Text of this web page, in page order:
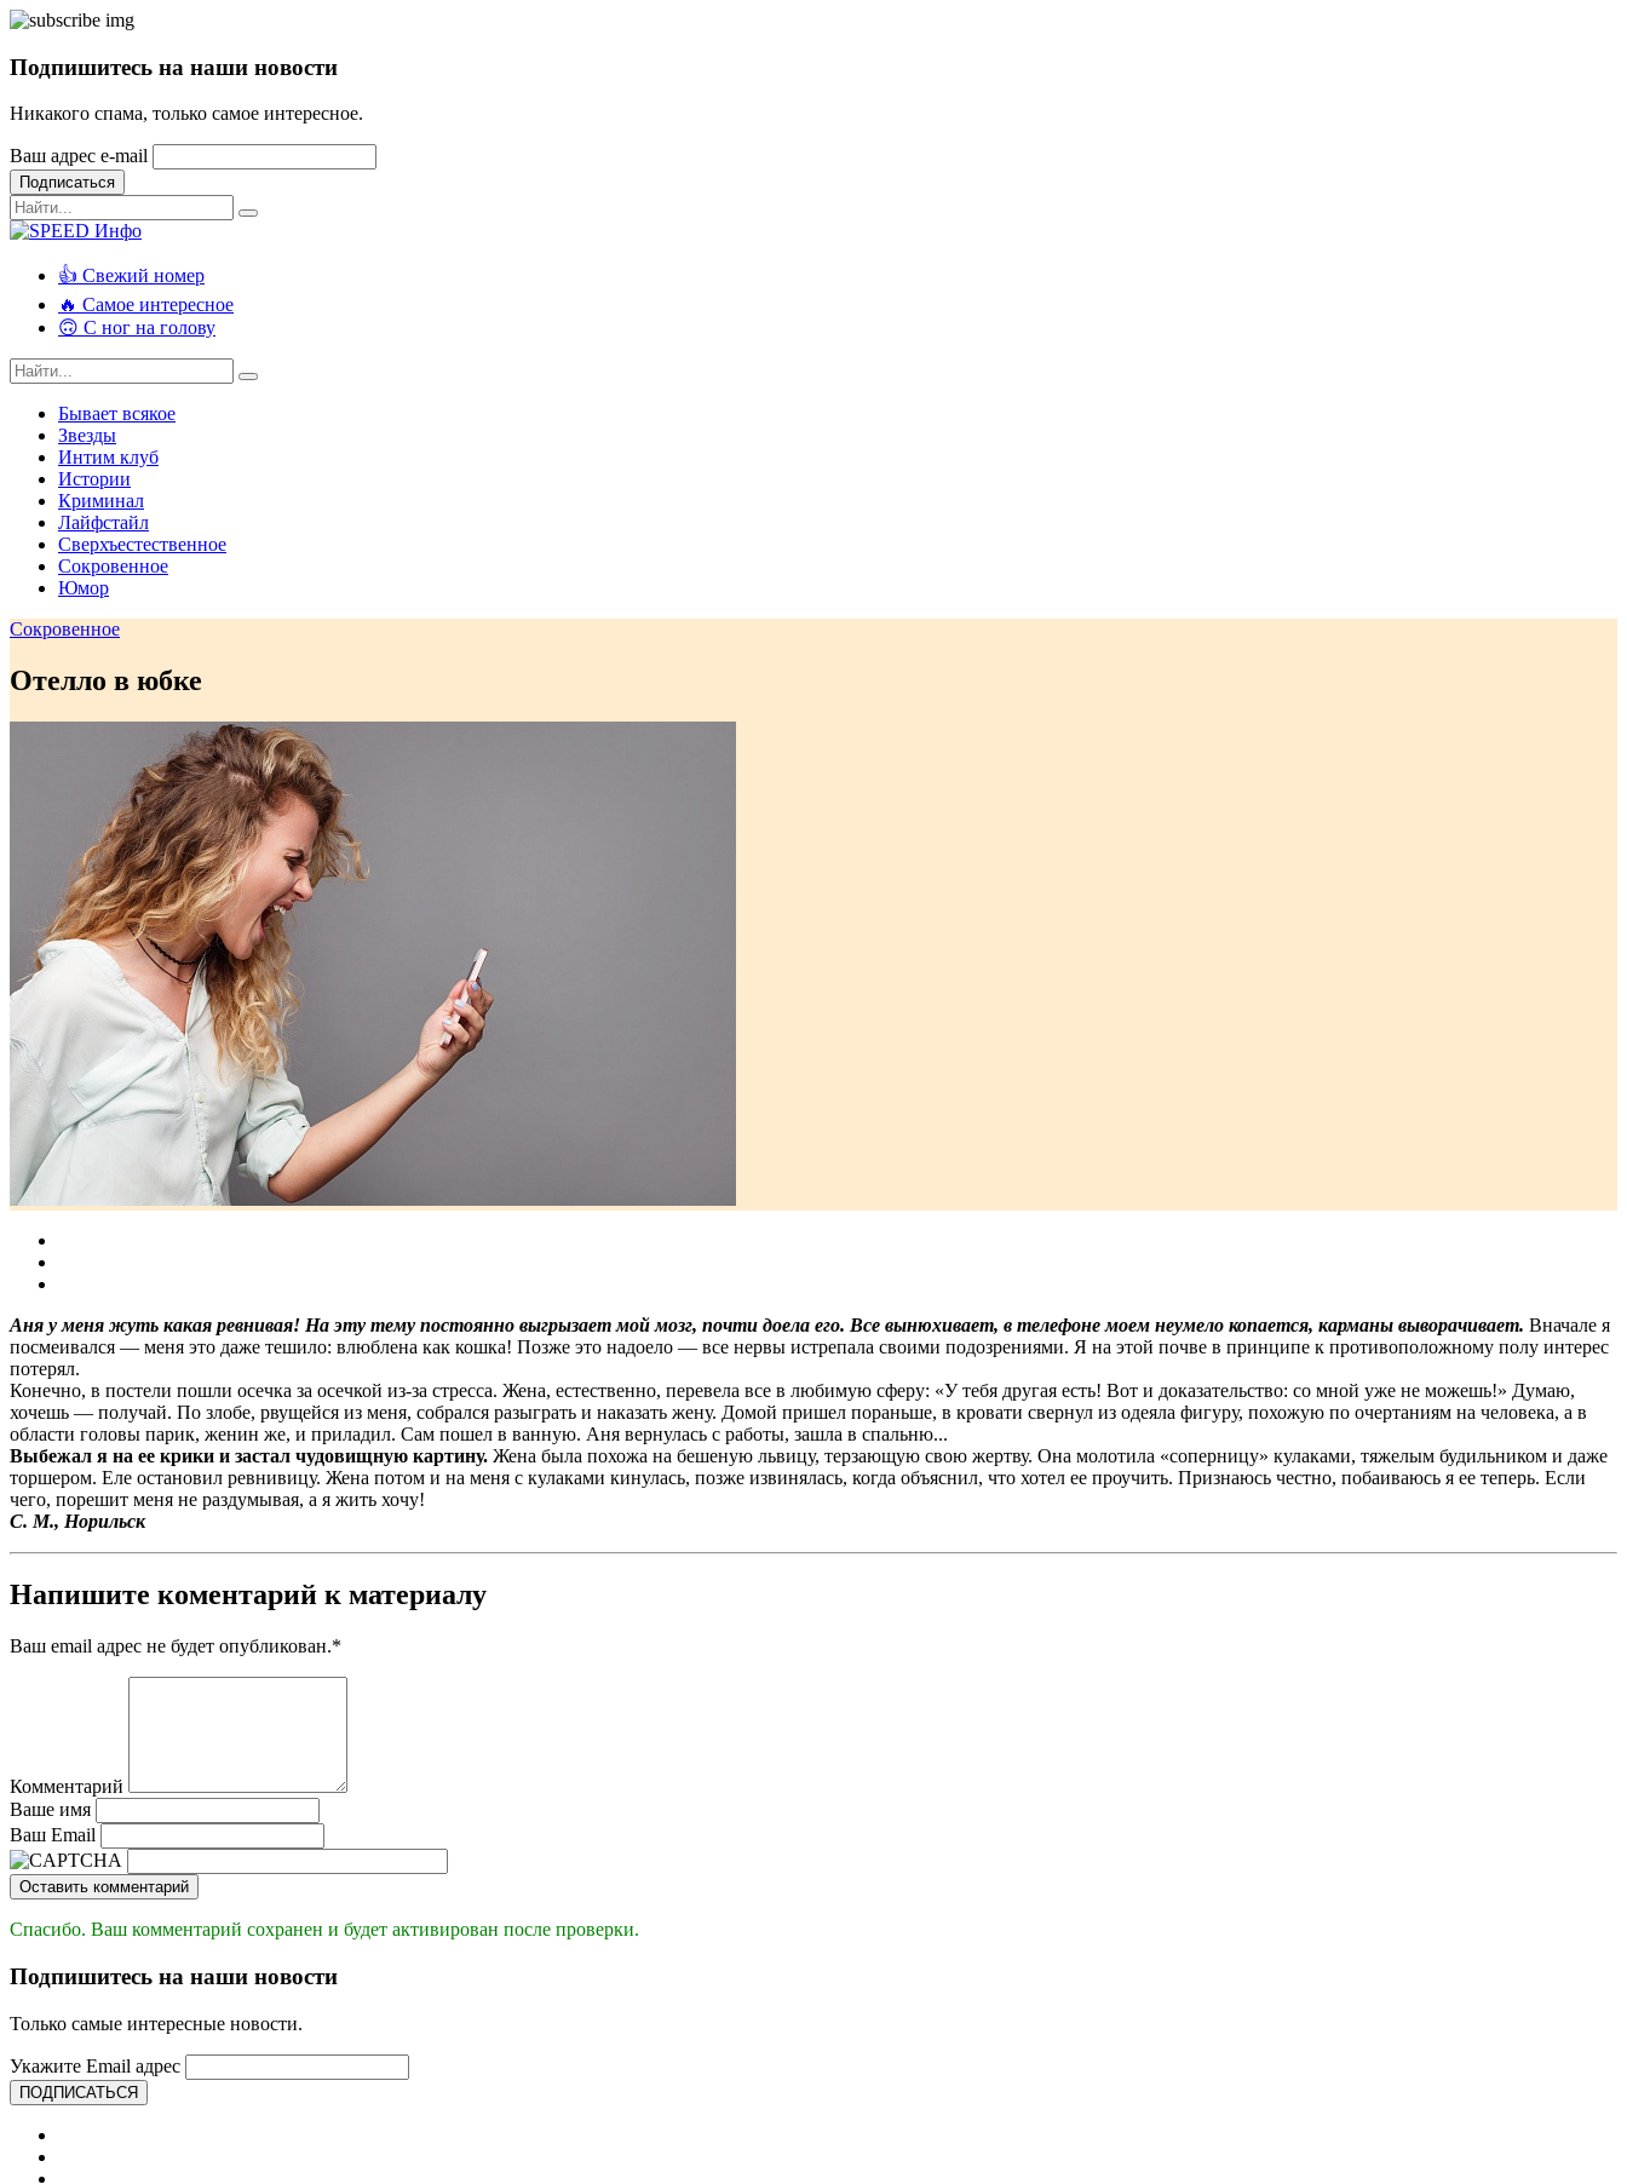
Подпишитесь на наши новости
Никакого спама, только самое интересное.
Ваш адрес e-mail
Подписаться
👍 Свежий номер
🔥 Самое интересное
🙃 С ног на голову
Бывает всякое
Звезды
Интим клуб
Истории
Криминал
Лайфстайл
Сверхъестественное
Сокровенное
Юмор
Сокровенное
Отелло в юбке
Аня у меня жуть какая ревнивая! На эту тему постоянно выгрызает мой мозг, почти доела его. Все вынюхивает, в телефоне моем неумело копается, карманы выворачивает. Вначале я
посмеивался — меня это даже тешило: влюблена как кошка! Позже это надоело — все нервы истрепала своими подозрениями. Я на этой почве в принципе к противоположному полу интерес
потерял.
Конечно, в постели пошли осечка за осечкой из-за стресса. Жена, естественно, перевела все в любимую сферу: «У тебя другая есть! Вот и доказательство: со мной уже не можешь!» Думаю,
хочешь — получай. По злобе, рвущейся из меня, собрался разыграть и наказать жену. Домой пришел пораньше, в кровати свернул из одеяла фигуру, похожую по очертаниям на человека, а в
области головы парик, женин же, и приладил. Сам пошел в ванную. Аня вернулась с работы, зашла в спальню...
Выбежал я на ее крики и застал чудовищную картину. Жена была похожа на бешеную львицу, терзающую свою жертву. Она молотила «соперницу» кулаками, тяжелым будильником и даже
торшером. Еле остановил ревнивицу. Жена потом и на меня с кулаками кинулась, позже извинялась, когда объяснил, что хотел ее проучить. Признаюсь честно, побаиваюсь я ее теперь. Если
чего, порешит меня не раздумывая, а я жить хочу!
С. М., Норильск
Напишите коментарий к материалу
Ваш email адрес не будет опубликован.*
Комментарий
Ваше имя
Ваш Email
Оставить комментарий
Спасибо. Ваш комментарий сохранен и будет активирован после проверки.
Подпишитесь на наши новости
Только самые интересные новости.
Укажите Email адрес
ПОДПИСАТЬСЯ